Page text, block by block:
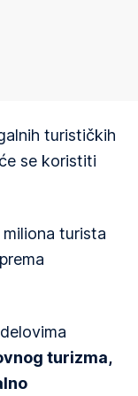
turističkih
se koristiti
turista
turizma,